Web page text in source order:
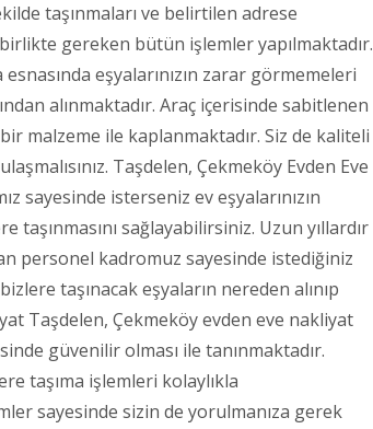
taşınmaları ve belirtilen adrese
gereken bütün işlemler yapılmaktadır.
eşyalarınızın zarar görmemeleri
alınmaktadır. Araç içerisinde sabitlenen
malzeme ile kaplanmaktadır. Siz de kaliteli
Taşdelen, Çekmeköy Evden Eve
sayesinde isterseniz ev eşyalarınızın
taşınmasını sağlayabilirsiniz. Uzun yıllardır
personel kadromuz sayesinde istediğiniz
taşınacak eşyaların nereden alınıp
Taşdelen, Çekmeköy evden eve nakliyat
güvenilir olması ile tanınmaktadır.
taşıma işlemleri kolaylıkla
sayesinde sizin de yorulmanıza gerek